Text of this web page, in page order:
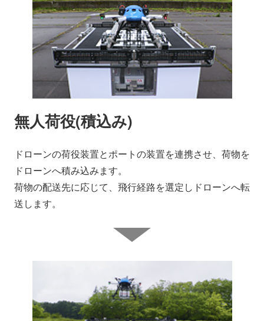
無人荷役(積込み)
ドローンの荷役装置とポートの装置を連携させ、荷物を
ドローンへ積み込みます。
荷物の配送先に応じて、飛行経路を選定しドローンへ転
送します。